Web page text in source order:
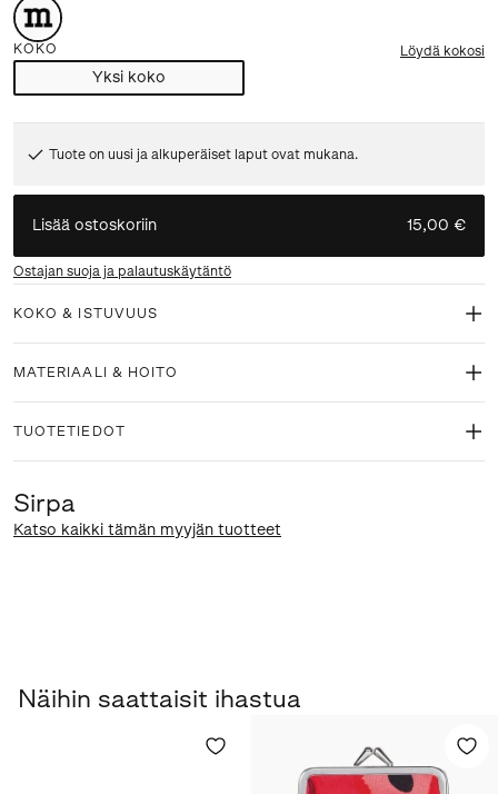
KOKO Löydä kokosi
Yksi koko
Tuote on uusi ja alkuperäiset laput ovat mukana.
Lisää ostoskoriin 15,00 €
Ostajan suoja ja palautuskäytäntö
KOKO & ISTUVUUS
MATERIAALI & HOITO
TUOTETIEDOT
Sirpa
Katso kaikki tämän myyjän tuotteet
Näihin saattaisit ihastua